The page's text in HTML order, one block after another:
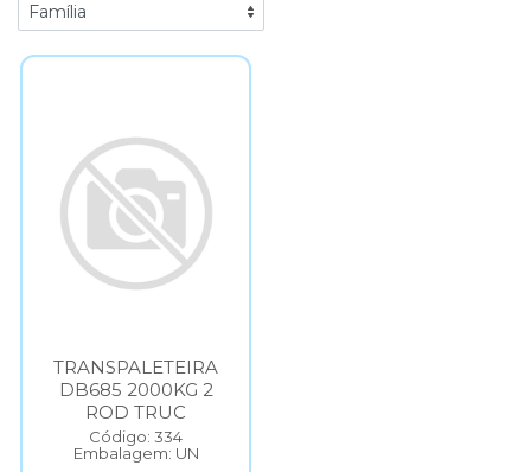
TRANSPALETEIRA
DB685 2000KG 2
ROD TRUC
Código: 334
Embalagem: UN